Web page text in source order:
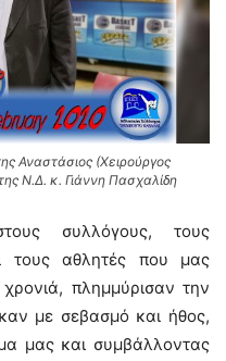
Αναστάσιος (Χειρούργος
Ν.Δ. κ. Γιάννη Πασχαλίδη
συλλόγους, τους
τους αθλητές που μας
πλημμύρισαν την
με σεβασμό και ήθος,
μας και συμβάλλοντας